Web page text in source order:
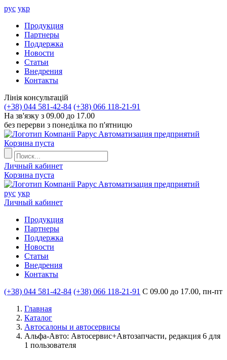
рус укр
Продукция
Партнеры
Поддержка
Новости
Статьи
Внедрения
Контакты
Лiнiя консультацiй
(+38) 044 581-42-84 (+38) 066 118-21-91
На зв'язку з 09.00 до 17.00
без перерви з понеділка по п'ятницю
Aвтоматизация предприятий
Корзина пуста
Личный кабинет
Корзина пуста
Aвтоматизация предприятий
рус укр
Личный кабинет
Продукция
Партнеры
Поддержка
Новости
Статьи
Внедрения
Контакты
(+38) 044 581-42-84 (+38) 066 118-21-91 С 09.00 до 17.00, пн-пт
Главная
Каталог
Автосалоны и автосервисы
Альфа-Авто: Автосервис+Автозапчасти, редакция 6 для
1 пользователя